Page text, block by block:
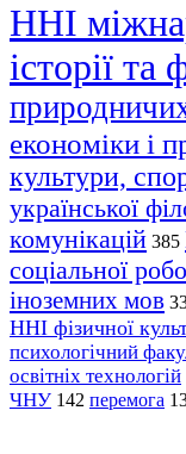
ННІ
історії та
економіки і
культури,
української
комунікацій 385
соціальної
іноземних мов
ННІ фізичної
психологічний
освітніх технологій
ЧНУ 142 перемога